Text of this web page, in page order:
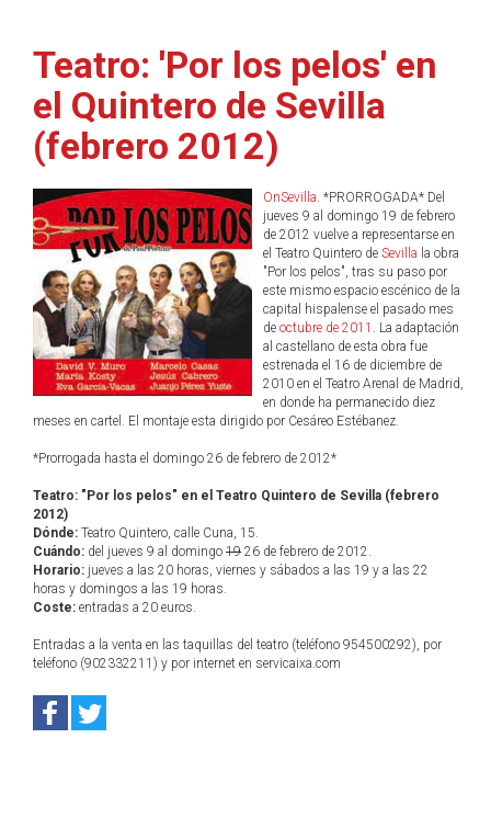
Teatro: 'Por los pelos' en
el Quintero de Sevilla
(febrero 2012)
OnSevilla. *PRORROGADA* Del
jueves 9 al domingo 19 de febrero
de 2012 vuelve a representarse en
el Teatro Quintero de Sevilla la obra
"Por los pelos", tras su paso por
este mismo espacio escénico de la
capital hispalense el pasado mes
de octubre de 2011 . La adaptación
al castellano de esta obra fue
estrenada el 16 de diciembre de
2010 en el Teatro Arenal de Madrid,
en donde ha permanecido diez
meses en cartel. El montaje esta dirigido por Cesáreo Estébanez.
*Prorrogada hasta el domingo 26 de febrero de 2012*
Teatro: "Por los pelos" en el Teatro Quintero de Sevilla (febrero
2012)
Dónde: Teatro Quintero, calle Cuna, 15.
Cuándo: del jueves 9 al domingo 19 26 de febrero de 2012.
Horario: jueves a las 20 horas, viernes y sábados a las 19 y a las 22
horas y domingos a las 19 horas.
Coste: entradas a 20 euros.
Entradas a la venta en las taquillas del teatro (teléfono 954500292), por
teléfono (902332211) y por internet en servicaixa.com